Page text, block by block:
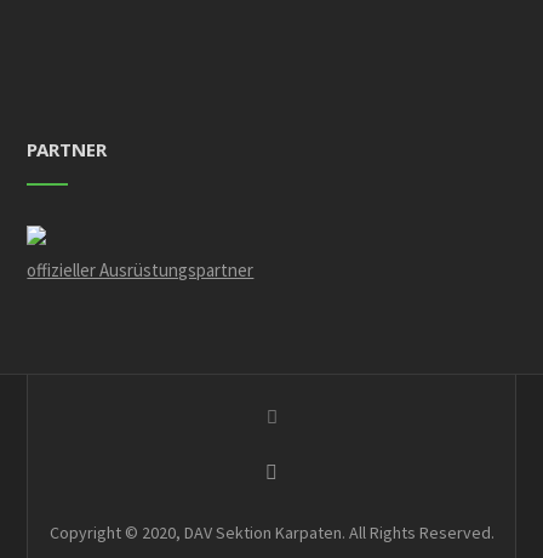
PARTNER
offizieller Ausrüstungspartner
Copyright © 2020, DAV Sektion Karpaten. All Rights Reserved.